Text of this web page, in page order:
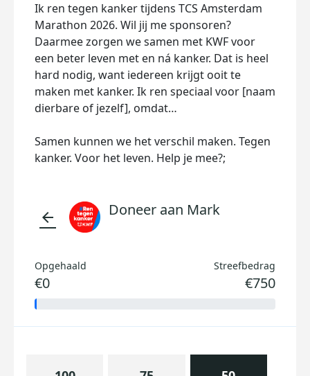
Ik ren tegen kanker tijdens TCS Amsterdam
Marathon 2026. Wil jij me sponsoren?
Daarmee zorgen we samen met KWF voor
een beter leven met en ná kanker. Dat is heel
hard nodig, want iedereen krijgt ooit te
maken met kanker. Ik ren speciaal voor [naam
dierbare of jezelf], omdat…
Samen kunnen we het verschil maken. Tegen
kanker. Voor het leven. Help je mee?;
arrow_back Doneer aan Mark
Opgehaald
€0
Streefbedrag
€750